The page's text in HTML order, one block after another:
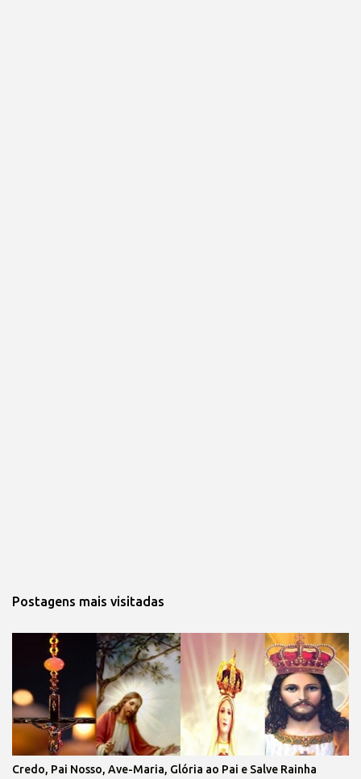
Postagens mais visitadas
Credo, Pai Nosso, Ave-Maria, Glória ao Pai e Salve Rainha